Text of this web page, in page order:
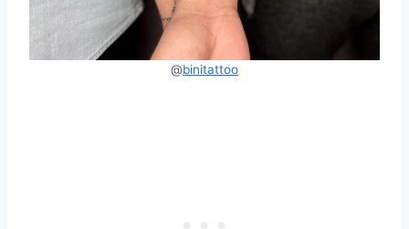
@binitattoo